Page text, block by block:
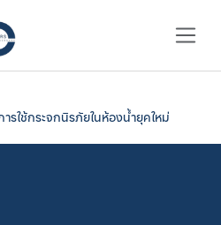
ใช้กระจกนิรภัยในห้องน้ำยุคใหม่